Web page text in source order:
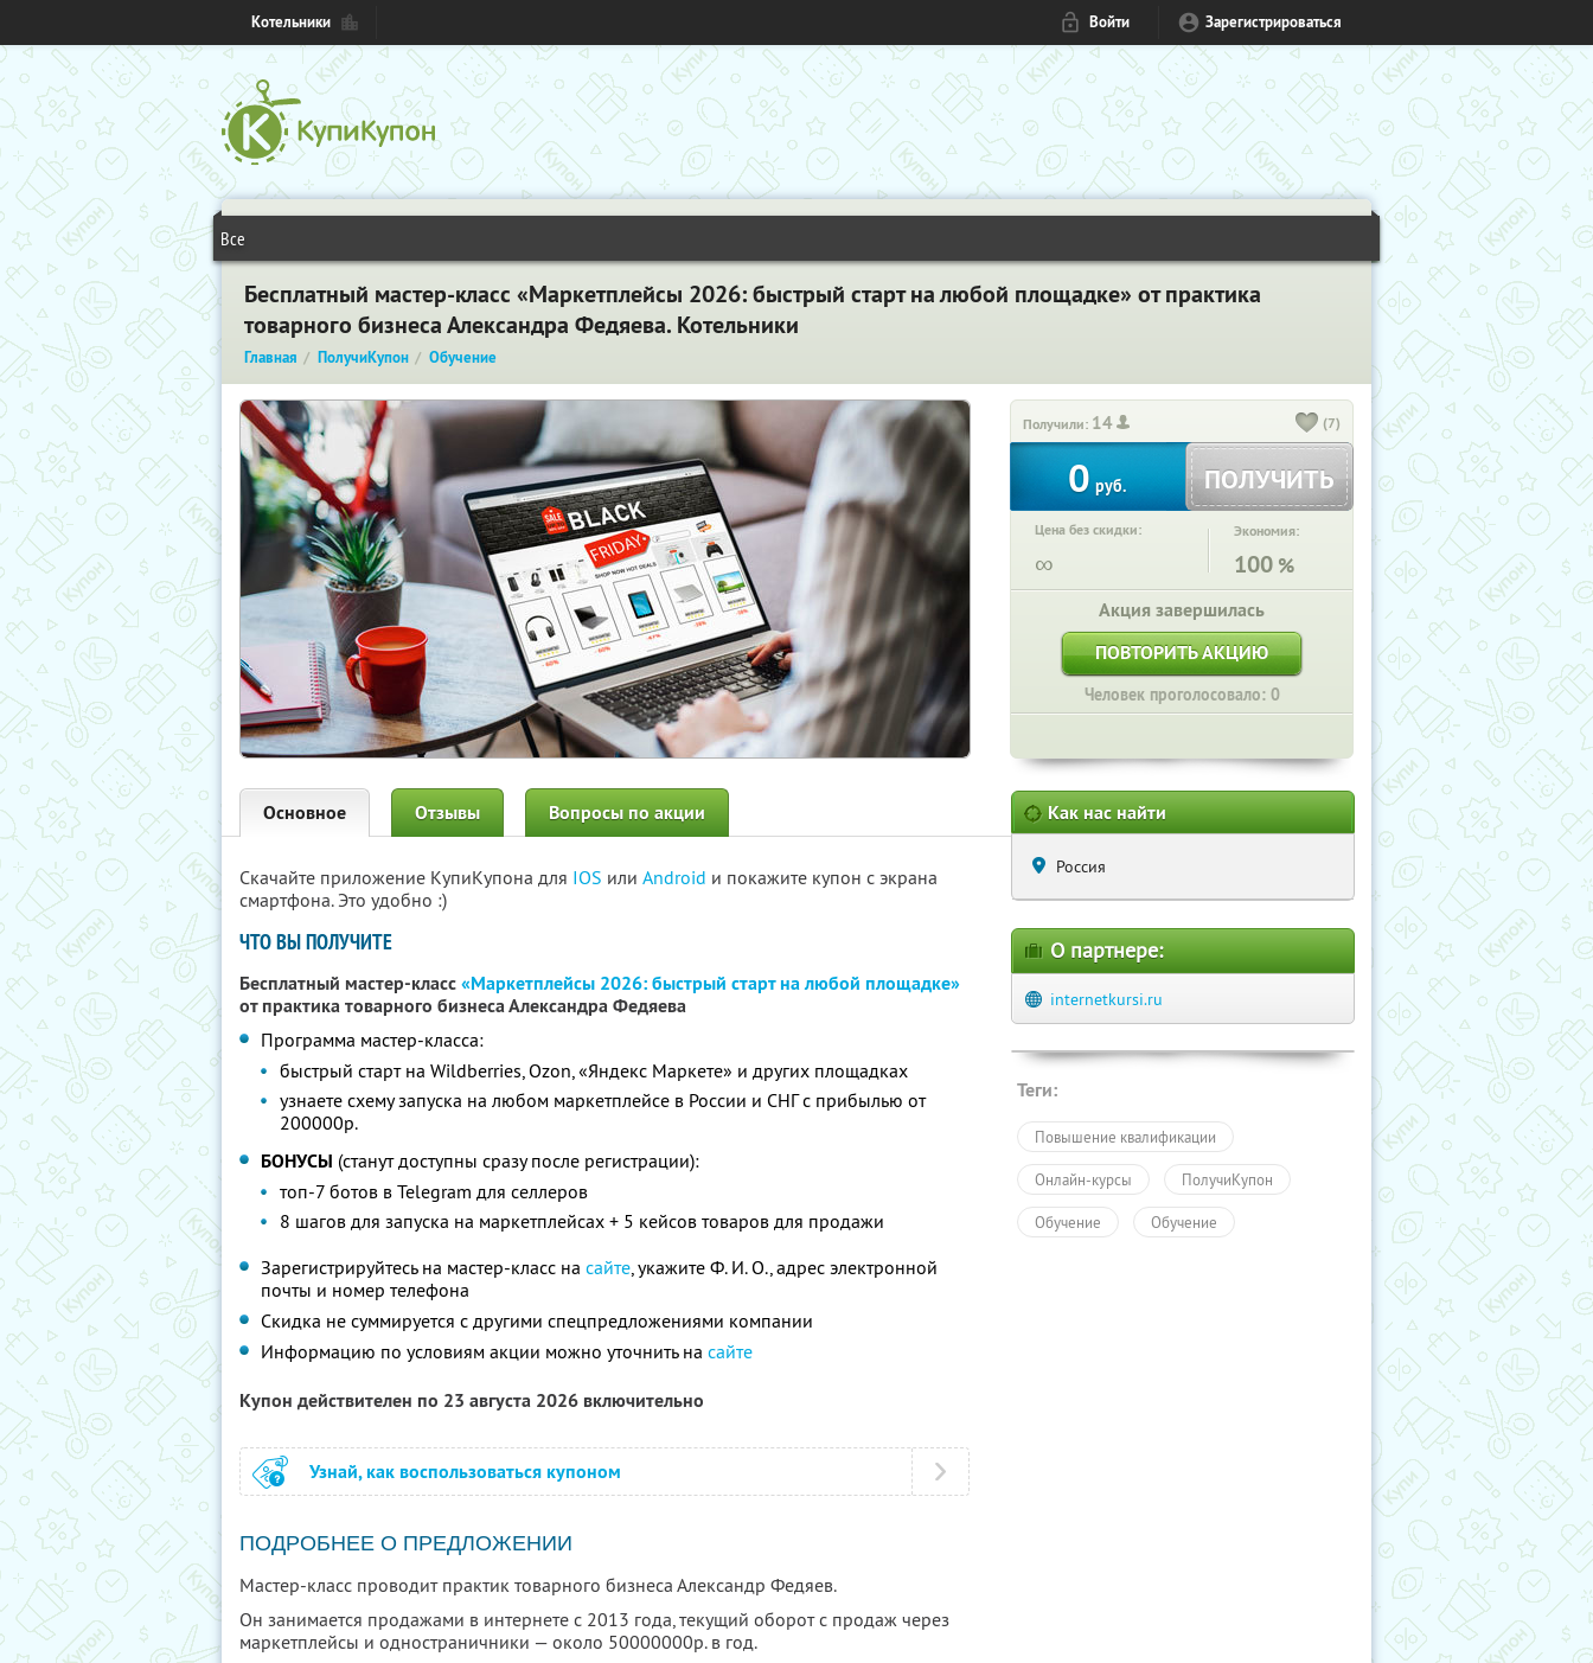
Котельники Войти Зарегистрироваться
Все
Бесплатный мастер-класс «Маркетплейсы 2026: быстрый старт на любой площадке» от практика
товарного бизнеса Александра Федяева. Котельники
Главная ПолучиКупон Обучение
Получили: 14 (7)
0 руб. ПОЛУЧИТЬ
Цена без скидки:
∞
Экономия:
100 %
Акция завершилась
ПОВТОРИТЬ АКЦИЮ
Человек проголосовало: 0
Основное Отзывы Вопросы по акции
Скачайте приложение КупиКупона для IOS или Android и покажите купон с экрана
смартфона. Это удобно :)
ЧТО ВЫ ПОЛУЧИТЕ
Бесплатный мастер-класс«Маркетплейсы 2026: быстрый старт на любой площадке»
от практика товарного бизнеса Александра Федяева
Программа мастер-класса:
быстрый старт на Wildberries, Ozon, «Яндекс Маркете» и других площадках
узнаете схему запуска на любом маркетплейсе в России и СНГ с прибылью от
200000р.
БОНУСЫ (станут доступны сразу после регистрации):
топ-7 ботов в Telegram для селлеров
8 шагов для запуска на маркетплейсах + 5 кейсов товаров для продажи
Зарегистрируйтесь на мастер-класс на сайте, укажите Ф. И. О., адрес электронной
почты и номер телефона
Скидка не суммируется с другими спецпредложениями компании
Информацию по условиям акции можно уточнить на сайте
Купон действителен по 23 августа 2026 включительно
Узнай, как воспользоваться купоном
ПОДРОБНЕЕ О ПРЕДЛОЖЕНИИ
Мастер-класс проводит практик товарного бизнеса Александр Федяев.
Он занимается продажами в интернете с 2013 года, текущий оборот с продаж через
маркетплейсы и одностраничники — около 50000000р. в год.
Как нас найти
Россия
О партнере:
internetkursi.ru
Теги:
Повышение квалификации
Онлайн-курсы ПолучиКупон
Обучение Обучение